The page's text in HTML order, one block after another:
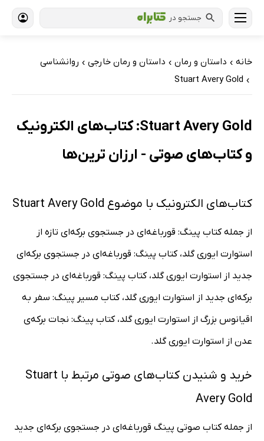
جستجو در
خانه › داستان و رمان › داستان و رمان خارجی › روانشناسی
›
Stuart Avery Gold
Stuart Avery Gold: کتاب‌های الکترونیک
و کتاب‌های صوتی - ارزان ترین‌ها
کتاب‌های الکترونیک با موضوع Stuart Avery Gold
از جمله کتاب پینگ: قورباغه‌ای در جستجوی برکه‌ای تازه از
استوارت ایوری گلد، کتاب پینگ: قورباغه‌ای در جستجوی برکه‌ای
جدید از استوارت ایوری گلد، کتاب پینگ: قورباغه‌ای در جستجوی
برکه‌ای جدید از استوارت ایوری گلد، کتاب مسیر پینگ: سفر به
اقیانوس بزرگ از استوارت ایوری گلد، کتاب پینگ: نجات برکه‌ی
عدن از استوارت ایوری گلد.
خرید و شنیدن کتاب‌های صوتی مرتبط با Stuart
Avery Gold
از جمله کتاب صوتی پینگ قورباغه‌ای در جستجوی برکه‌ای جدید